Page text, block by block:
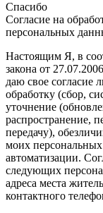
Спасибо
Согласие на
персональных
Настоящим Я, в
закона от
даю свое согласие
обработку (сбор,
уточнение
распространение,
передачу),
моих
автоматизации.
следующих
адреса места
контактного